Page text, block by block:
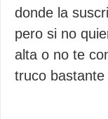
donde la
pero si no
alta o no te
truco bastante